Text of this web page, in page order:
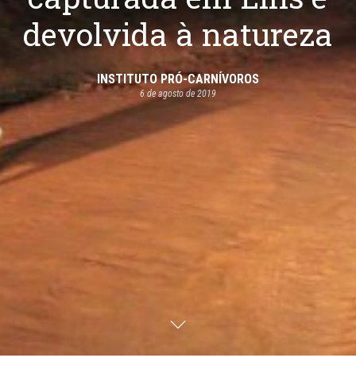
devolvida à natureza
INSTITUTO PRÓ-CARNÍVOROS
6 de agosto de 2019